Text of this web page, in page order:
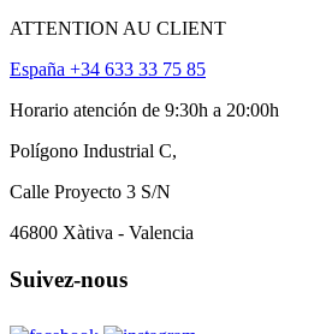
ATTENTION AU CLIENT
España +34 633 33 75 85
Horario atención de 9:30h a 20:00h
Polígono Industrial C,
Calle Proyecto 3 S/N
46800 Xàtiva - Valencia
Suivez-nous